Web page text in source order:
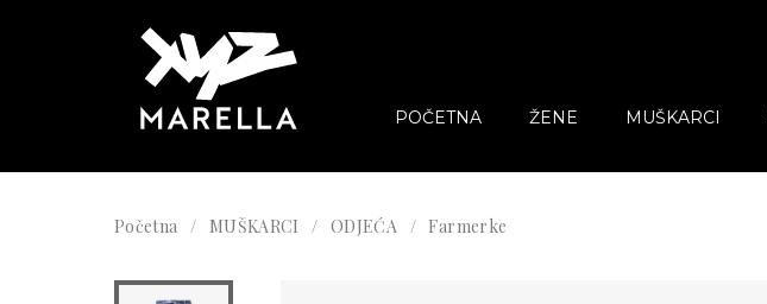
POČETNA ŽENE MUŠKARCI
Početna MUŠKARCI ODJEĆA Farmerke